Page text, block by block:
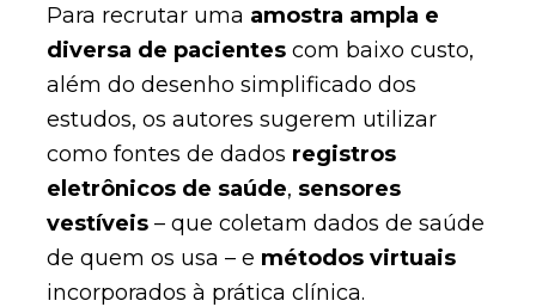
Para recrutar uma amostra ampla e
diversa de pacientescom baixo custo,
além do desenho simplificado dos
estudos, os autores sugerem utilizar
como fontes de dados registros
eletrônicos de saúde, sensores
vestíveis– que coletam dados de saúde
de quem os usa – e métodos virtuais
incorporados à prática clínica.